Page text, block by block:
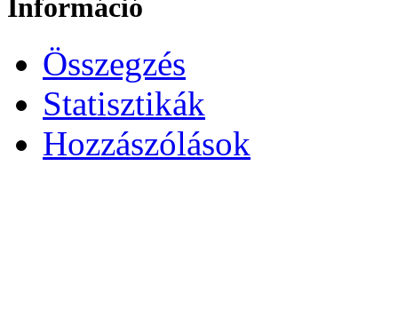
Információ
Összegzés
Statisztikák
Hozzászólások